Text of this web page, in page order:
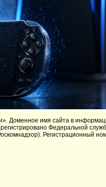
. Доменное имя сайта в
Федеральной
Регистрационный